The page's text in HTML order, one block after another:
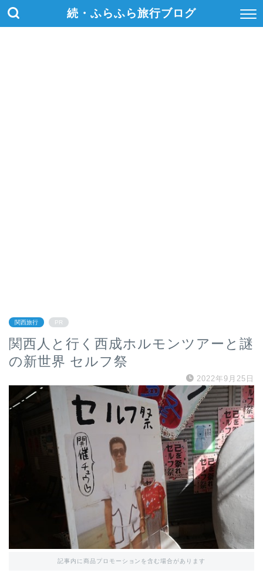
続・ふらふら旅行ブログ
関西旅行 PR
関西人と行く西成ホルモンツアーと謎
の新世界 セルフ祭
2022年9月25日
記事内に商品プロモーションを含む場合があります